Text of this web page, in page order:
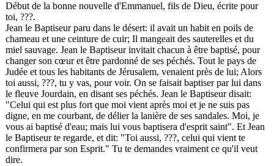
Début de la bonne nouvelle d'Emmanuel, fils de Dieu, écrite pour
toi, ???.
Jean le Baptiseur paru dans le désert: il avait un habit en poils de
chameau et une ceinture de cuir; Il mangeait des sauterelles et du
miel sauvage. Jean le Baptiseur invitait chacun à être baptisé, pour
changer son cœur et être pardonné de ses péchés. Tout le pays de
Judée et tous les habitants de Jérusalem, venaient près de lui; Alors
toi aussi, ???, tu y vas, pour voir. On se faisait baptiser par lui dans
le fleuve Jourdain, en disant ses péchés. Jean le Baptiseur disait:
"Celui qui est plus fort que moi vient après moi et je ne suis pas
digne, en me courbant, de délier la lanière de ses sandales. Moi, je
vous ai baptisé d'eau; mais lui vous baptisera d'esprit saint". Et Jean
le Baptiseur te regarde, et dit: "Toi aussi, ???, celui qui vient te
confirmera par son Esprit." Tu te demandes vraiment ce qu'il veut
dire.